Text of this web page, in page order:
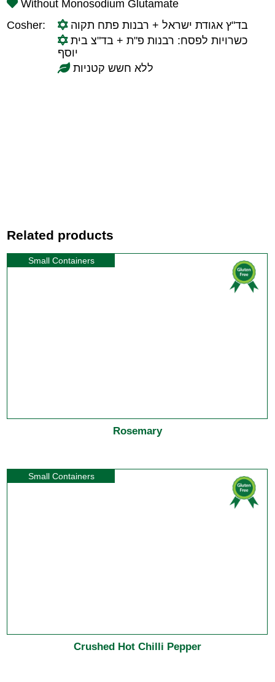
Without Monosodium Glutamate
Cosher:
בד"ץ אגודת ישראל + רבנות פתח תקוה
כשרויות לפסח: רבנות פ"ת + בד"צ בית
יוסף
ללא חשש קטניות
Related products
Small Containers
Rosemary
Small Containers
Crushed Hot Chilli Pepper